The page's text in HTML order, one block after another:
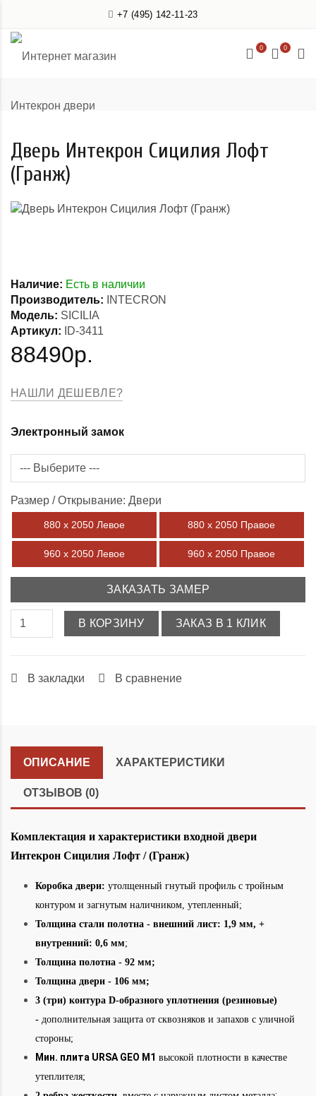
+7 (495) 142-11-23
0 0
Дверь Интекрон Сицилия Лофт
(Гранж)
Наличие: Есть в наличии
Производитель:
INTECRON
Модель: SICILIA
Артикул: ID-3411
88490р.
НАШЛИ ДЕШЕВЛЕ?
Электронный замок
Размер / Открывание: Двери
880 х 2050 Левое 880 х 2050 Правое
960 х 2050 Левое 960 х 2050 Правое
ЗАКАЗАТЬ ЗАМЕР
В КОРЗИНУ ЗАКАЗ В 1 КЛИК
В закладки В сравнение
ОПИСАНИЕ ХАРАКТЕРИСТИКИ
ОТЗЫВОВ (0)
Комплектация и характеристики входной двери
Интекрон Сицилия Лофт / (Гранж)
Коробка двери: утолщенный гнутый профиль с тройным
контуром и загнутым наличником, утепленный;
Толщина стали полотна - внешний лист: 1,9 мм, +
внутренний: 0,6 мм;
Толщина полотна - 92 мм;
Толщина двери - 106 мм;
3 (три) контура D-образного уплотнения (резиновые)
- дополнительная защита от сквозняков и запахов с уличной
стороны;
Мин. плита URSA GEO М1 высокой плотности в качестве
утеплителя;